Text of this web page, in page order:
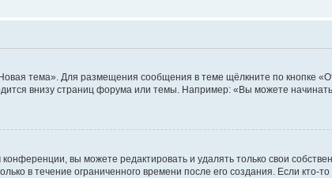
тема». Для размещения сообщения в теме щёлкните по кнопке
внизу страниц форума или темы. Например: «Вы можете
вы можете редактировать и удалять только свои
в течение ограниченного времени после его создания. Если